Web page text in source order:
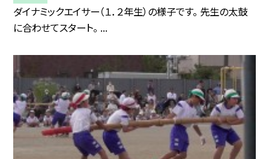
ダイナミックエイサー（１．２年生）の様子です。 先生の太鼓
に合わせてスタート。 ...